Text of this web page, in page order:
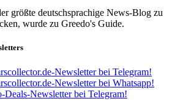
größte deutschsprachige News-Blog zu
wurde zu Greedo's Guide.
Newsletter bei Telegram!
Newsletter bei Whatsapp!
Deals-Newsletter bei Telegram!